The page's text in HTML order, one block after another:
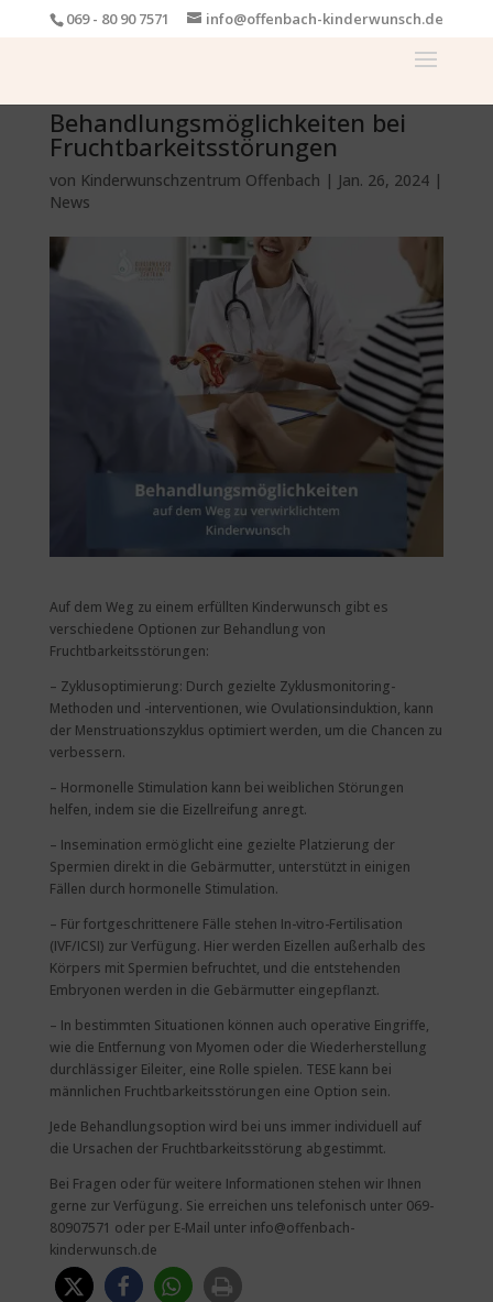
069 - 80 90 7571 info@offenbach-kinderwunsch.de
Behandlungsmöglichkeiten bei
Fruchtbarkeitsstörungen
von Kinderwunschzentrum Offenbach | Jan. 26, 2024|
News
Auf dem Weg zu einem erfüllten Kinderwunsch gibt es
verschiedene Optionen zur Behandlung von
Fruchtbarkeitsstörungen:
– Zyklusoptimierung: Durch gezielte Zyklusmonitoring-
Methoden und -interventionen, wie Ovulationsinduktion, kann
der Menstruationszyklus optimiert werden, um die Chancen zu
verbessern.
– Hormonelle Stimulation kann bei weiblichen Störungen
helfen, indem sie die Eizellreifung anregt.
– Insemination ermöglicht eine gezielte Platzierung der
Spermien direkt in die Gebärmutter, unterstützt in einigen
Fällen durch hormonelle Stimulation.
– Für fortgeschrittenere Fälle stehen In-vitro-Fertilisation
(IVF/ICSI) zur Verfügung. Hier werden Eizellen außerhalb des
Körpers mit Spermien befruchtet, und die entstehenden
Embryonen werden in die Gebärmutter eingepflanzt.
– In bestimmten Situationen können auch operative Eingriffe,
wie die Entfernung von Myomen oder die Wiederherstellung
durchlässiger Eileiter, eine Rolle spielen. TESE kann bei
männlichen Fruchtbarkeitsstörungen eine Option sein.
Jede Behandlungsoption wird bei uns immer individuell auf
die Ursachen der Fruchtbarkeitsstörung abgestimmt.
Bei Fragen oder für weitere Informationen stehen wir Ihnen
gerne zur Verfügung. Sie erreichen uns telefonisch unter 069-
80907571 oder per E-Mail unter info@offenbach-
kinderwunsch.de